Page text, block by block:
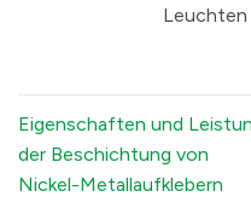
Leuchten
Eigenschaften und
der Beschichtung von
Nickel-Metallaufklebern